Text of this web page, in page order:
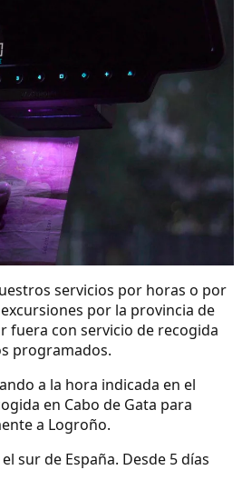
servicios por horas o por
por la provincia de
fuera con servicio de recogida
programados.
a la hora indicada en el
en Cabo de Gata para
a Logroño.
sur de España. Desde 5 días